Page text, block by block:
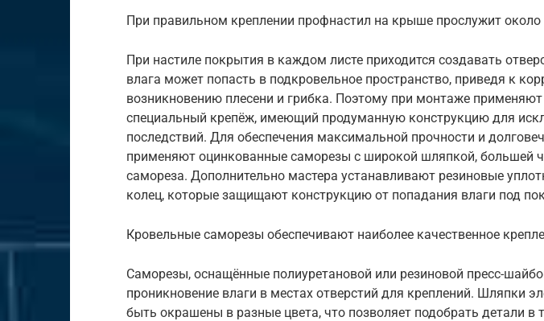
При правильном креплении профнастил на крыше прослужит около
При настиле покрытия в каждом листе приходится создавать
влага может попасть в подкровельное пространство, приведя к
возникновению плесени и грибка. Поэтому при монтаже
специальный крепёж, имеющий продуманную конструкцию для
последствий. Для обеспечения максимальной прочности и
применяют оцинкованные саморезы с широкой шляпкой, большей
самореза. Дополнительно мастера устанавливают резиновые
колец, которые защищают конструкцию от попадания влаги под
Кровельные саморезы обеспечивают наиболее качественное
Саморезы, оснащённые полиуретановой или резиновой пресс-
проникновение влаги в местах отверстий для креплений. Шляпки
быть окрашены в разные цвета, что позволяет подобрать детали в